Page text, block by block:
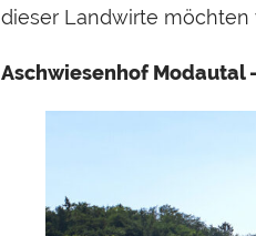
dieser Landwirte
Aschwiesenhof Modautal